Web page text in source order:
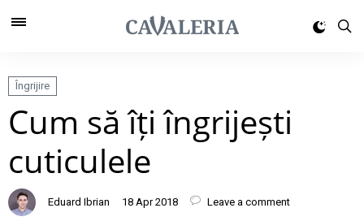
Îngrijire
Cum să îți îngrijești
cuticulele
Eduard Ibrian 18 Apr 2018 Leave a comment